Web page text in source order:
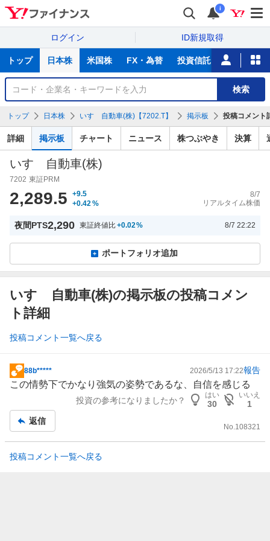
i
ログイン ID新規取得
サ
トップ 日本株 米国株 FX・為替 投資信託 ニュース
銘
検
索
検索
トップ 日本株 いすゞ自動車(株)【7202.T】 掲示板 投稿コメント
詳細 掲示板 チャート ニュース 株つぶやき 決算
いすゞ自動車(株)
7202 東証PRM
2,289.5
+9.5
+0.42 %
8/7
リアルタイム株価
夜間PTS2,290 東証終値比+0.02% 8/7 22:22
ポートフォリオ追加
いすゞ自動車(株)の掲示板の投稿コメン
ト詳細
投稿コメント一覧へ戻る
掲
示
事
88b***** 2026/5/13 17:22報告
この情勢下でかなり強気の姿勢であるな、自信を感じる
投資の参考になりましたか？
はい
30
いいえ
1
返信
No.108321
投稿コメント一覧へ戻る